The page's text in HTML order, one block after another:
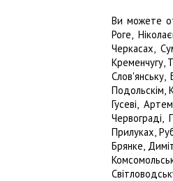
Ви можете
Роге,
Черкасах,
Кременчугу,
Слов'янську,
Подольскім,
Гусеві,
Прилуках,
Брянке,